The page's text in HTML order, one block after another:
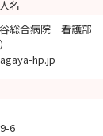
名
総合病院 看護部
hp.jp
6